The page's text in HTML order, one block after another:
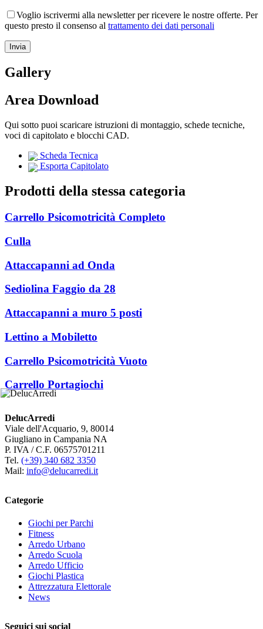
Voglio iscrivermi alla newsletter per ricevere le nostre offerte. Per
questo presto il consenso al trattamento dei dati personali
Gallery
Area Download
Qui sotto puoi scaricare istruzioni di montaggio, schede tecniche,
voci di capitolato e blocchi CAD.
Scheda Tecnica
Esporta Capitolato
Prodotti della stessa categoria
Carrello Psicomotricità Completo
Culla
Attaccapanni ad Onda
Sediolina Faggio da 28
Attaccapanni a muro 5 posti
Lettino a Mobiletto
Carrello Psicomotricità Vuoto
Carrello Portagiochi
DelucArredi
Viale dell'Acquario, 9, 80014
Giugliano in Campania NA
P. IVA / C.F. 06575701211
Tel. (+39) 340 682 3350
Mail: info@delucarredi.it
Categorie
Giochi per Parchi
Fitness
Arredo Urbano
Arredo Scuola
Arredo Ufficio
Giochi Plastica
Attrezzatura Elettorale
News
Seguici sui social